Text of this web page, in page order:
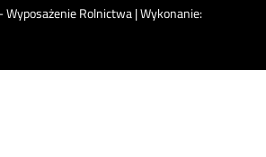
Rolnictwa | Wykonanie: